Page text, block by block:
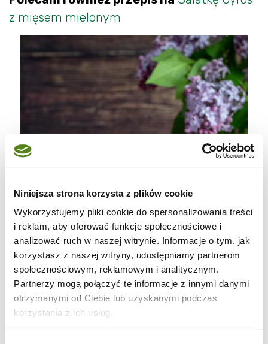
Niniejsza strona korzysta z plików cookie
Wykorzystujemy pliki cookie do spersonalizowania treści
i reklam, aby oferować funkcje społecznościowe i
analizować ruch w naszej witrynie. Informacje o tym, jak
korzystasz z naszej witryny, udostępniamy partnerom
społecznościowym, reklamowym i analitycznym.
Partnerzy mogą połączyć te informacje z innymi danymi
otrzymanymi od Ciebie lub uzyskanymi podczas
korzystania z ich usług.
z mięsem mielonym